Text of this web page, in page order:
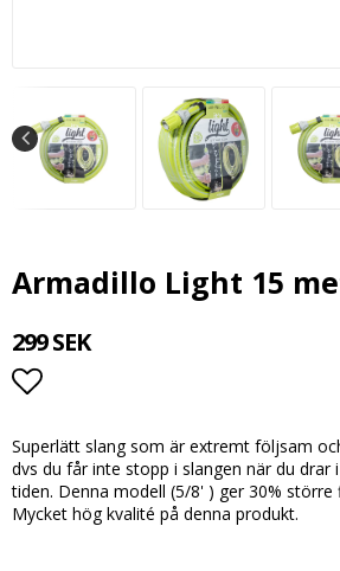
Armadillo Light 15
299 SEK
Lägg till i favoritlistan
Superlätt slang som är extremt följsam
dvs du får inte stopp i slangen när du drar
tiden. Denna modell (5/8' ) ger 30%
Mycket hög kvalité på denna produkt.